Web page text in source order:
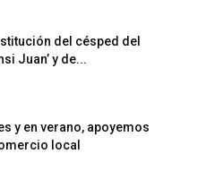
del césped del
Juan’ y de...
y en verano, apoyemos
local